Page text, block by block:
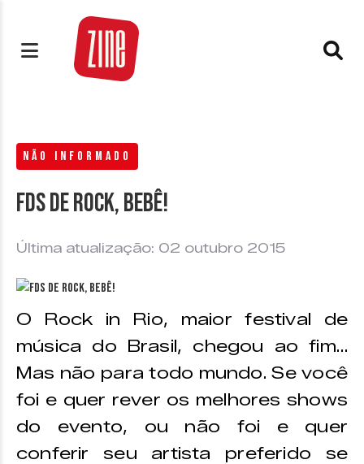
NÃO INFORMADO
FDS de rock, Bebê!
Última atualização: 02 outubro 2015
O Rock in Rio, maior festival de
música do Brasil, chegou ao fim…
Mas não para todo mundo. Se você
foi e quer rever os melhores shows
do evento, ou não foi e quer
conferir seu artista preferido se